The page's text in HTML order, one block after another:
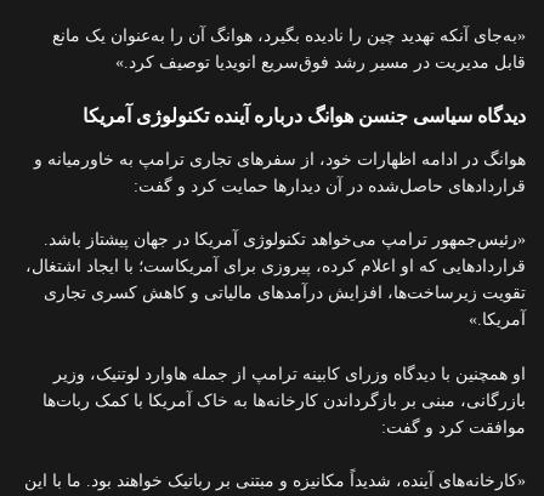
«به‌جای آنکه تهدید چین را نادیده بگیرد، هوانگ آن را به‌عنوان یک مانع
قابل مدیریت در مسیر رشد فوق‌سریع انویدیا توصیف کرد.»
دیدگاه سیاسی جنسن هوانگ درباره آینده تکنولوژی آمریکا
هوانگ در ادامه اظهارات خود، از سفرهای تجاری ترامپ به خاورمیانه و
قراردادهای حاصل‌شده در آن دیدارها حمایت کرد و گفت:
«رئیس‌جمهور ترامپ می‌خواهد تکنولوژی آمریکا در جهان پیشتاز باشد.
قراردادهایی که او اعلام کرده، پیروزی برای آمریکاست؛ با ایجاد اشتغال،
تقویت زیرساخت‌ها، افزایش درآمدهای مالیاتی و کاهش کسری تجاری
آمریکا.»
او همچنین با دیدگاه وزرای کابینه ترامپ از جمله هاوارد لوتنیک، وزیر
بازرگانی، مبنی بر بازگرداندن کارخانه‌ها به خاک آمریکا با کمک ربات‌ها
موافقت کرد و گفت:
«کارخانه‌های آینده، شدیداً مکانیزه و مبتنی بر رباتیک خواهند بود. ما با این